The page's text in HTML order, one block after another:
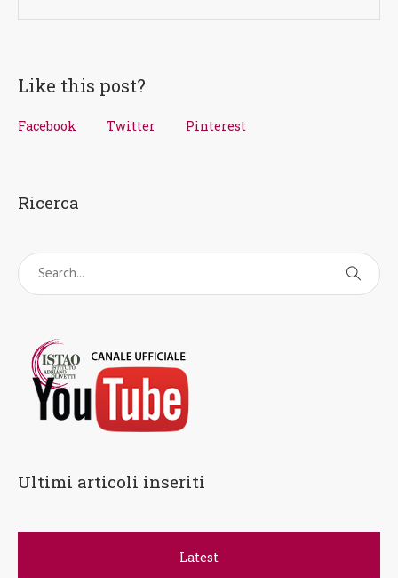
Like this post?
Facebook Twitter Pinterest
Ricerca
Ultimi articoli inseriti
Latest